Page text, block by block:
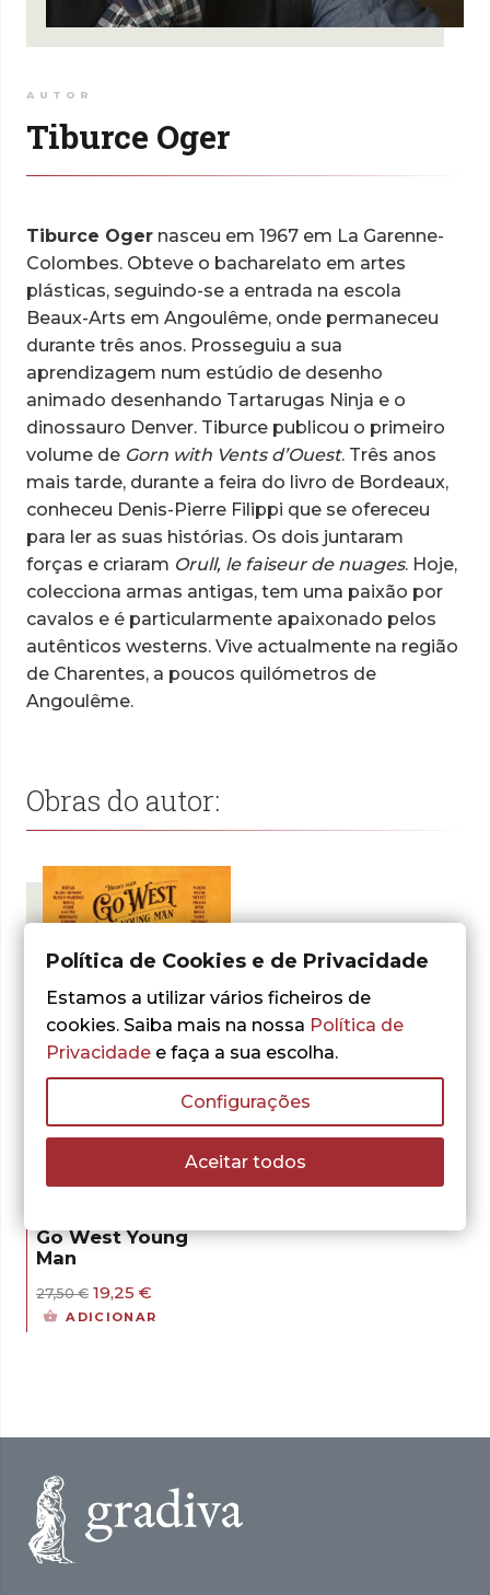
AUTOR
Tiburce Oger
Tiburce Oger nasceu em 1967 em La Garenne-
Colombes. Obteve o bacharelato em artes
plásticas, seguindo-se a entrada na escola
Beaux-Arts em Angoulême, onde permaneceu
durante três anos. Prosseguiu a sua
aprendizagem num estúdio de desenho
animado desenhando Tartarugas Ninja e o
dinossauro Denver. Tiburce publicou o primeiro
volume de Gorn with Vents d’Ouest. Três anos
mais tarde, durante a feira do livro de Bordeaux,
conheceu Denis-Pierre Filippi que se ofereceu
para ler as suas histórias. Os dois juntaram
forças e criaram Orull, le faiseur de nuages. Hoje,
colecciona armas antigas, tem uma paixão por
cavalos e é particularmente apaixonado pelos
autênticos westerns. Vive actualmente na região
de Charentes, a poucos quilómetros de
Angoulême.
Obras do autor:
Go West Young
Man
27,50€ O
preço
original
19,25 €
preço
atual
ADICIONAR
Política de Cookies e de Privacidade
Estamos a utilizar vários ficheiros de
cookies. Saiba mais na nossa Política de
Privacidade e faça a sua escolha.
Configurações
Aceitar todos